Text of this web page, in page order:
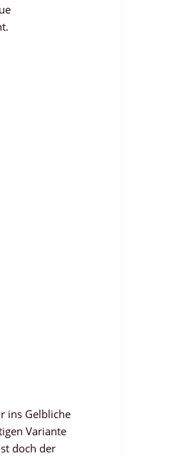
ins Gelbliche
Variante
doch der